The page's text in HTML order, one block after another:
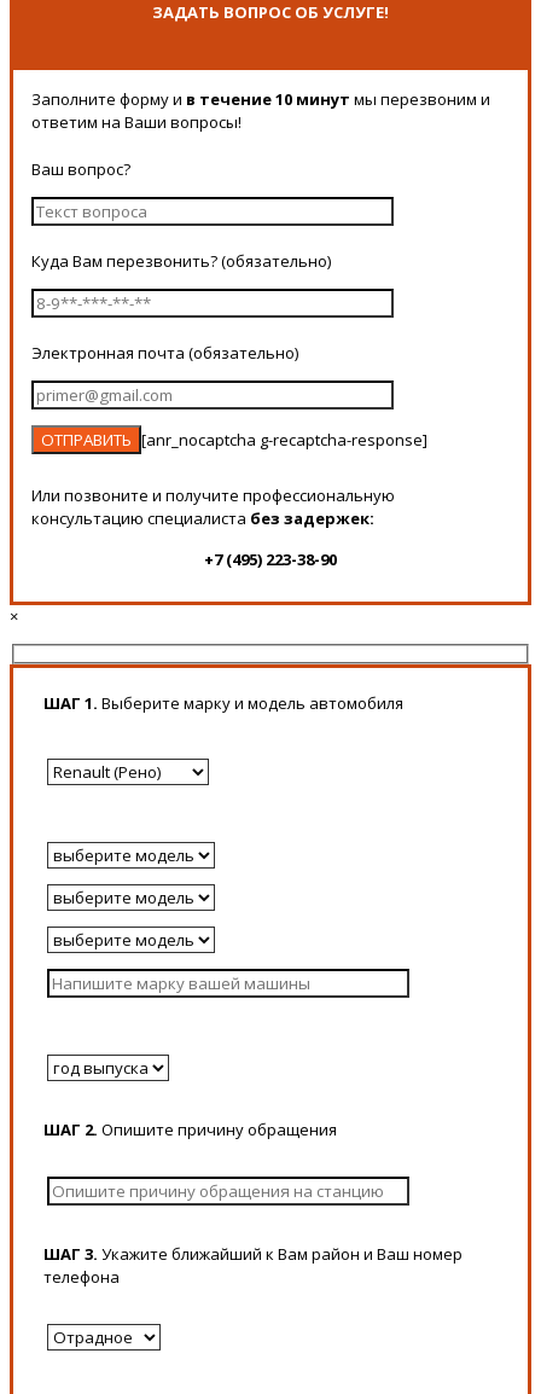
ЗАДАТЬ ВОПРОС ОБ УСЛУГЕ!
Заполните форму и в течение 10 минут мы перезвоним и
ответим на Ваши вопросы!
Ваш вопрос?
Куда Вам перезвонить? (обязательно)
Электронная почта (обязательно)
[anr_nocaptcha g-recaptcha-response]
Или позвоните и получите профессиональную
консультацию специалиста без задержек:
+7 (495) 223-38-90
×
ШАГ 1. Выберите марку и модель автомобиля
ШАГ 2. Опишите причину обращения
ШАГ 3. Укажите ближайший к Вам район и Ваш номер
телефона